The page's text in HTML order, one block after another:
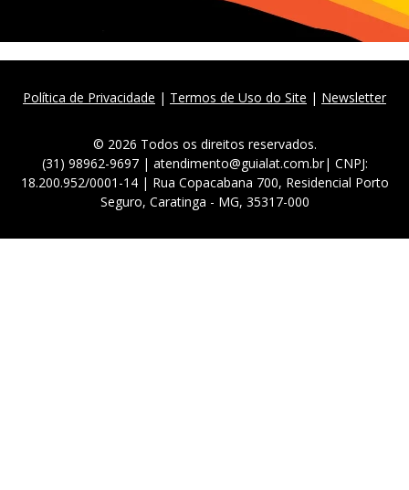
Política de Privacidade | Termos de Uso do Site | Newsletter
© 2026 Todos os direitos reservados.
(31) 98962-9697 | atendimento@guialat.com.br| CNPJ:
18.200.952/0001-14 | Rua Copacabana 700, Residencial Porto
Seguro, Caratinga - MG, 35317-000